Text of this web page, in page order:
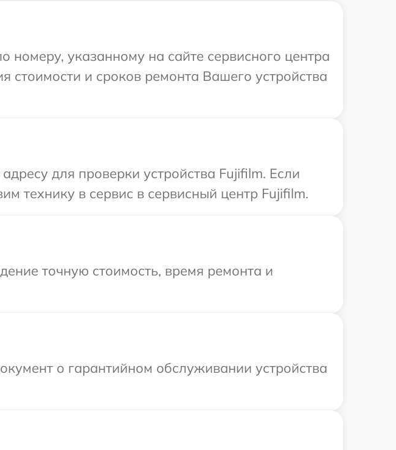
указанному на сайте сервисного центра
стоимости и сроков ремонта Вашего устройства
для проверки устройства Fujifilm. Если
технику в сервис в сервисный центр Fujifilm.
точную стоимость, время ремонта и
о гарантийном обслуживании устройства